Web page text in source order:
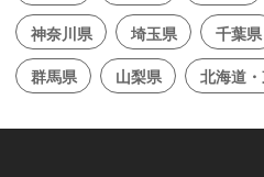
神奈川県
埼玉県 千葉県
群馬県
山梨県 北海道